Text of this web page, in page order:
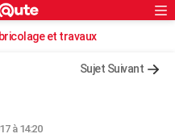
Rechercher
et travaux
Sujet Suivant
à 14:20